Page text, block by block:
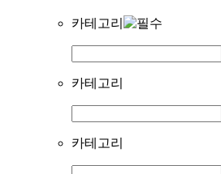
카테고리
카테고리
카테고리